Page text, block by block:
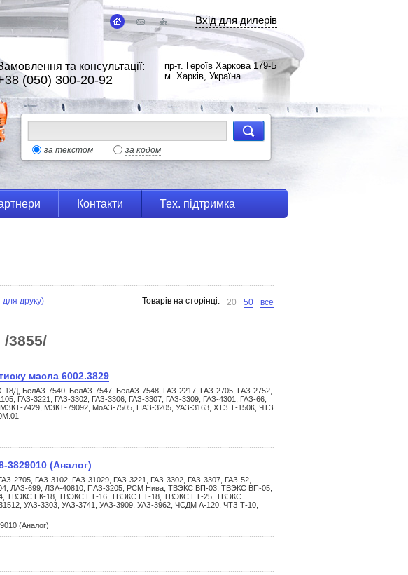
Вхід для дилерів
та консультації:
(050) 300-20-92
пр-т. Героїв Харкова 179-Б
м. Харків, Україна
за текстом за кодом
Контакти Тех. підтримка
для друку) Товарів на сторінці: 20 50 все
/3855/
масла 6002.3829
18Д, БелАЗ-7540, БелАЗ-7547, БелАЗ-7548, ГАЗ-2217, ГАЗ-2705, ГАЗ-2752,
ГАЗ-3221, ГАЗ-3302, ГАЗ-3306, ГАЗ-3307, ГАЗ-3309, ГАЗ-4301, ГАЗ-66,
7429, МЗКТ-79092, МоАЗ-7505, ПАЗ-3205, УАЗ-3163, ХТЗ Т-150К, ЧТЗ
3829010 (Аналог)
2705, ГАЗ-3102, ГАЗ-31029, ГАЗ-3221, ГАЗ-3302, ГАЗ-3307, ГАЗ-52,
ЛАЗ-699, ЛЗА-40810, ПАЗ-3205, РСМ Нива, ТВЭКС ВП-03, ТВЭКС ВП-05,
ТВЭКС ЕК-18, ТВЭКС ЕТ-16, ТВЭКС ЕТ-18, ТВЭКС ЕТ-25, ТВЭКС
УАЗ-3303, УАЗ-3741, УАЗ-3909, УАЗ-3962, ЧСДМ А-120, ЧТЗ Т-10,
(Аналог)